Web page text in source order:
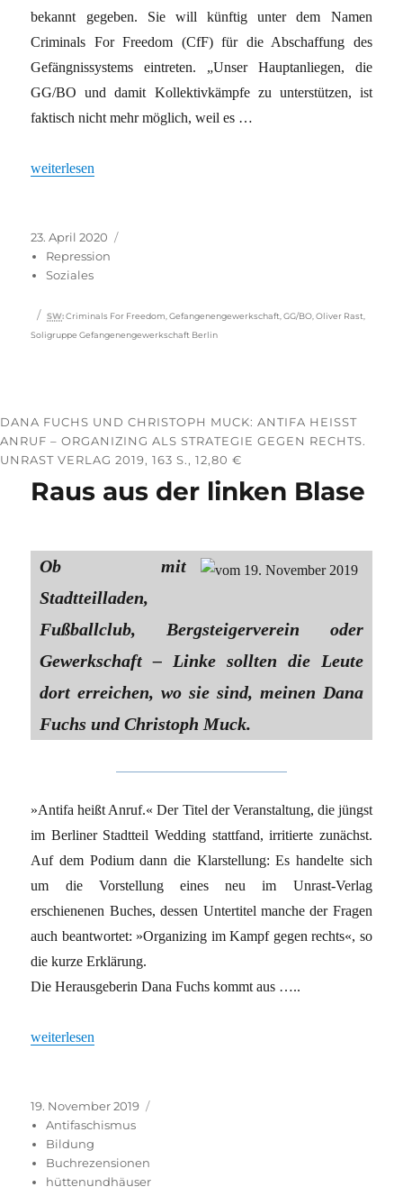
bekannt gegeben. Sie will künftig unter dem Namen
Criminals For Freedom (CfF) für die Abschaffung des
Gefängnissystems eintreten. „Unser Hauptanliegen, die
GG/BO und damit Kollektivkämpfe zu unterstützen, ist
faktisch nicht mehr möglich, weil es …
„Gefangene ohne Gewerkschaft“
weiterlesen
Veröffentlicht
am
23. April 2020
Repression
Soziales
Schlagwörter
SW: Criminals For Freedom ,Gefangenengewerkschaft ,GG/BO ,Oliver Rast
Soligruppe Gefangenengewerkschaft Berlin
DANA FUCHS UND CHRISTOPH MUCK: ANTIFA HEISST A
NRUF – ORGANIZING ALS STRATEGIE GEGEN RECHTS. U
NRAST VERLAG 2019, 163 S., 12,80 €
Raus aus der linken Blase
Ob mit
Stadtteilladen,
Fußballclub, Bergsteigerverein oder
Gewerkschaft – Linke sollten die Leute
dort erreichen, wo sie sind, meinen Dana
Fuchs und Christoph Muck.
»Antifa heißt Anruf.« Der Titel der Veranstaltung, die jüngst
im Berliner Stadtteil Wedding stattfand, irritierte zunächst.
Auf dem Podium dann die Klarstellung: Es handelte sich
um die Vorstellung eines neu im Unrast-Verlag
erschienenen Buches, dessen Untertitel manche der Fragen
auch beantwortet: »Organizing im Kampf gegen rechts«, so
die kurze Erklärung.
Die Herausgeberin Dana Fuchs kommt aus …..
„Raus aus der linken Blase“
weiterlesen
Veröffentlicht
am
19. November 2019
Antifaschismus
Bildung
Buchrezensionen
hüttenundhäuser